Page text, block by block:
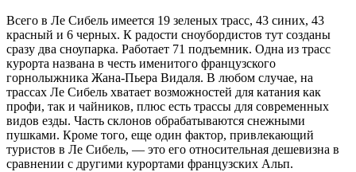
Всего в Ле Сибель имеется 19 зеленых трасс, 43 синих, 43
красный и 6 черных. К радости сноубордистов тут созданы
сразу два сноупарка. Работает 71 подъемник. Одна из трасс
курорта названа в честь именитого французского
горнолыжника Жана-Пьера Видаля. В любом случае, на
трассах Ле Сибель хватает возможностей для катания как
профи, так и чайников, плюс есть трассы для современных
видов езды. Часть склонов обрабатываются снежными
пушками. Кроме того, еще один фактор, привлекающий
туристов в Ле Сибель, — это его относительная дешевизна в
сравнении с другими курортами французских Альп.